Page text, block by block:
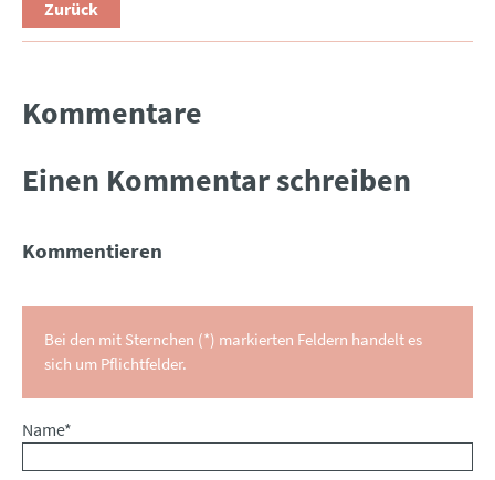
Zurück
Kommentare
Einen Kommentar schreiben
Kommentieren
Bei den mit Sternchen (*) markierten Feldern handelt es
sich um Pflichtfelder.
Pflichtfeld
Name*